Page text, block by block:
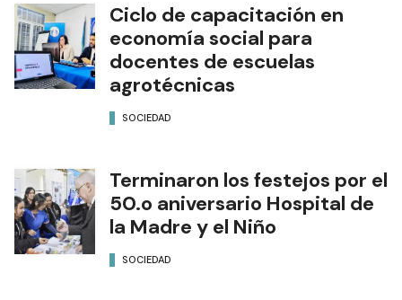
Ciclo de capacitación en
economía social para
docentes de escuelas
agrotécnicas
SOCIEDAD
Terminaron los festejos por el
50.o aniversario Hospital de
la Madre y el Niño
SOCIEDAD